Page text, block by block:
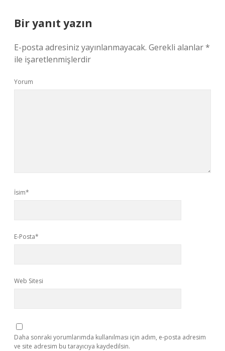
Bir yanıt yazın
E-posta adresiniz yayınlanmayacak. Gerekli alanlar*
ile işaretlenmişlerdir
Yorum
İsim*
E-Posta*
Web Sitesi
Daha sonraki yorumlarımda kullanılması için adım, e-posta adresim
ve site adresim bu tarayıcıya kaydedilsin.